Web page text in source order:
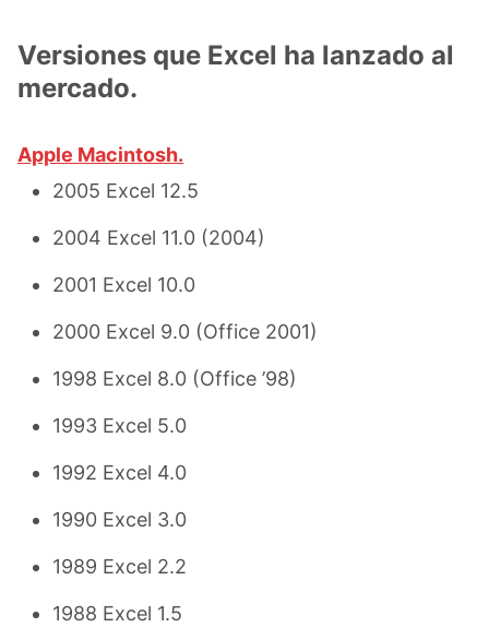
Versiones que Excel ha lanzado al
mercado.
Apple Macintosh.
2005 Excel 12.5
2004 Excel 11.0 (2004)
2001 Excel 10.0
2000 Excel 9.0 (Office 2001)
1998 Excel 8.0 (Office ’98)
1993 Excel 5.0
1992 Excel 4.0
1990 Excel 3.0
1989 Excel 2.2
1988 Excel 1.5